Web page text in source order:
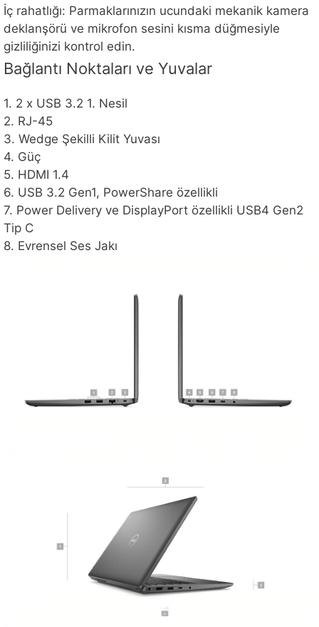
İç rahatlığı: Parmaklarınızın ucundaki mekanik kamera
deklanşörü ve mikrofon sesini kısma düğmesiyle
gizliliğinizi kontrol edin.
Bağlantı Noktaları ve Yuvalar
1. 2 x USB 3.2 1. Nesil
2. RJ-45
3. Wedge Şekilli Kilit Yuvası
4. Güç
5. HDMI 1.4
6. USB 3.2 Gen1, PowerShare özellikli
7. Power Delivery ve DisplayPort özellikli USB4 Gen2
Tip C
8. Evrensel Ses Jakı